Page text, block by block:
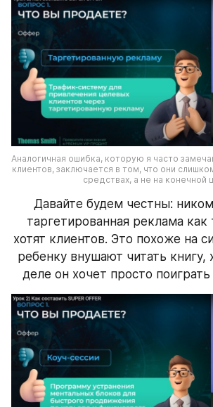
Аналогичная ошибка, которую я часто
клиентов, заключается в том, что они
средствах, а не на конечной
Давайте будем честны:
таргетированная реклама как
хотят клиентов. Это похоже на
ребенку внушают читать книгу,
деле он хочет просто